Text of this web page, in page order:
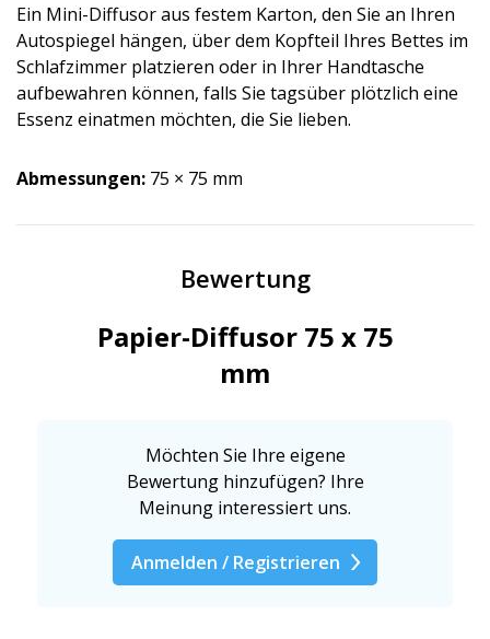
Ein Mini-Diffusor aus festem Karton, den Sie an Ihren
Autospiegel hängen, über dem Kopfteil Ihres Bettes im
Schlafzimmer platzieren oder in Ihrer Handtasche
aufbewahren können, falls Sie tagsüber plötzlich eine
Essenz einatmen möchten, die Sie lieben.
Abmessungen: 75 × 75 mm
Bewertung
Papier-Diffusor 75 x 75
mm
Möchten Sie Ihre eigene
Bewertung hinzufügen? Ihre
Meinung interessiert uns.
Anmelden / Registrieren